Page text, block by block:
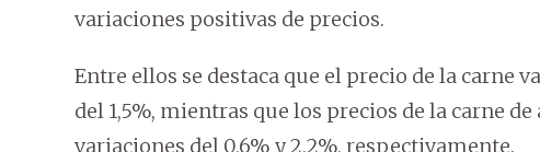
variaciones positivas de precios.
Entre ellos se destaca que el precio de la carne
del 1,5%, mientras que los precios de la carne
variaciones del 0,6% y 2,2%, respectivamente.